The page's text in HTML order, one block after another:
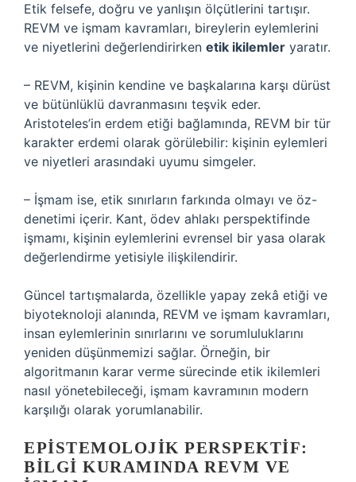
Etik felsefe, doğru ve yanlışın ölçütlerini tartışır.
REVM ve işmam kavramları, bireylerin eylemlerini
ve niyetlerini değerlendirirken etik ikilemler yaratır.
– REVM, kişinin kendine ve başkalarına karşı dürüst
ve bütünlüklü davranmasını teşvik eder.
Aristoteles’in erdem etiği bağlamında, REVM bir tür
karakter erdemi olarak görülebilir: kişinin eylemleri
ve niyetleri arasındaki uyumu simgeler.
– İşmam ise, etik sınırların farkında olmayı ve öz-
denetimi içerir. Kant, ödev ahlakı perspektifinde
işmamı, kişinin eylemlerini evrensel bir yasa olarak
değerlendirme yetisiyle ilişkilendirir.
Güncel tartışmalarda, özellikle yapay zekâ etiği ve
biyoteknoloji alanında, REVM ve işmam kavramları,
insan eylemlerinin sınırlarını ve sorumluluklarını
yeniden düşünmemizi sağlar. Örneğin, bir
algoritmanın karar verme sürecinde etik ikilemleri
nasıl yönetebileceği, işmam kavramının modern
karşılığı olarak yorumlanabilir.
EPISTEMOLOJIK PERSPEKTIF:
BILGI KURAMINDA REVM VE